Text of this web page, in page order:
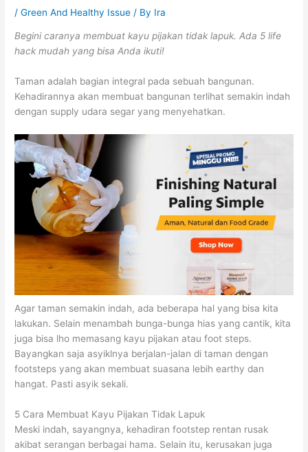
/Green And Healthy Issue / By Ira
Begini caranya membuat kayu pijakan tidak lapuk. Ada 5 life
hack mudah yang bisa Anda ikuti!
Taman adalah bagian integral pada sebuah bangunan.
Kehadirannya akan membuat bangunan terlihat semakin indah
dengan supply udara segar yang menyehatkan.
Agar taman semakin indah, ada beberapa hal yang bisa kita
lakukan. Selain menambah bunga-bunga hias yang cantik, kita
juga bisa lho memasang kayu pijakan atau foot steps.
Bayangkan saja asyiklnya berjalan-jalan di taman dengan
footsteps yang akan membuat suasana lebih earthy dan
hangat. Pasti asyik sekali.
5 Cara Membuat Kayu Pijakan Tidak Lapuk
Meski indah, sayangnya, kehadiran footstep rentan rusak
akibat serangan berbagai hama. Selain itu, kerusakan juga